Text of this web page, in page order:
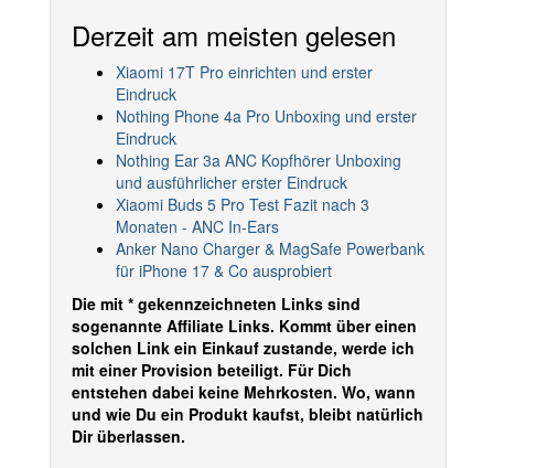
Derzeit am meisten gelesen
Xiaomi 17T Pro einrichten und erster
Eindruck
Nothing Phone 4a Pro Unboxing und erster
Eindruck
Nothing Ear 3a ANC Kopfhörer Unboxing
und ausführlicher erster Eindruck
Xiaomi Buds 5 Pro Test Fazit nach 3
Monaten - ANC In-Ears
Anker Nano Charger & MagSafe Powerbank
für iPhone 17 & Co ausprobiert
Die mit * gekennzeichneten Links sind
sogenannte Affiliate Links. Kommt über einen
solchen Link ein Einkauf zustande, werde ich
mit einer Provision beteiligt. Für Dich
entstehen dabei keine Mehrkosten. Wo, wann
und wie Du ein Produkt kaufst, bleibt natürlich
Dir überlassen.